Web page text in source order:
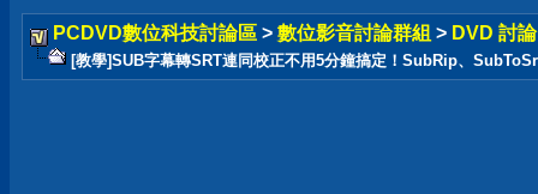
PCDVD數位科技討論區 > 數位影音討論群組 > DVD 討
[教學]SUB字幕轉SRT連同校正不用5分鐘搞定！SubRip、